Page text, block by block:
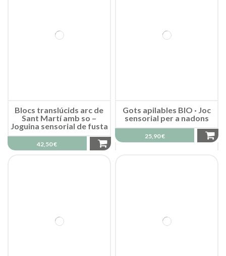
Blocs translúcids arc de
Sant Martí amb so –
Joguina sensorial de fusta
42,50 €
Gots apilables BIO · Joc
sensorial per a nadons
25,90 €